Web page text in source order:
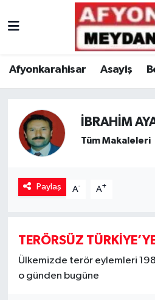
Afyonkarahisar Asayiş
İBRAHİM
Tüm Makaleleri
Paylaş A- A+
TERÖRSÜZ
Ülkemizde terör eylemleri
o günden bugüne
Nöbetçi Eczaneler
Trafik Durumu
Süper Lig Puan Durumu
Haber Arşivi